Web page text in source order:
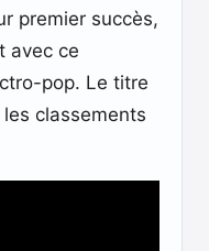
premier succès,
avec ce
pop. Le titre
classements